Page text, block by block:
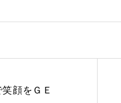
顔をＧＥ